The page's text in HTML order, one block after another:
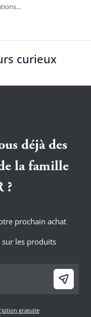
curieux
déjà des
la famille
?
prochain achat
sur les produits
gratuite